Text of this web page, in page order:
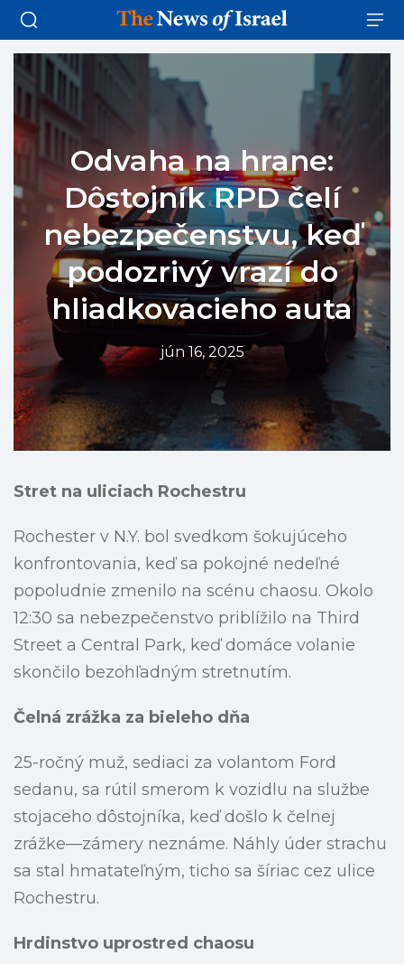
Odvaha na hrane:
Dôstojník RPD čelí
nebezpečenstvu, keď
podozrivý vrazí do
hliadkovacieho auta
jún 16, 2025
Stret na uliciach Rochestru
Rochester v N.Y. bol svedkom šokujúceho
konfrontovania, keď sa pokojné nedeľné
popoludnie zmenilo na scénu chaosu. Okolo
12:30 sa nebezpečenstvo priblížilo na Third
Street a Central Park, keď domáce volanie
skončilo bezohľadným stretnutím.
Čelná zrážka za bieleho dňa
25-ročný muž, sediaci za volantom Ford
sedanu, sa rútil smerom k vozidlu na službe
stojaceho dôstojníka, keď došlo k čelnej
zrážke—zámery neznáme. Náhly úder strachu
sa stal hmatateľným, ticho sa šíriac cez ulice
Rochestru.
Hrdinstvo uprostred chaosu